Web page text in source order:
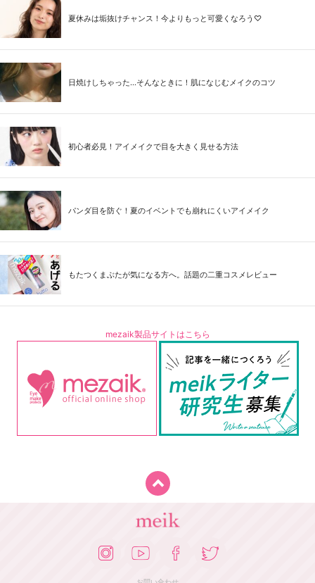
夏休みは垢抜けチャンス！今よりもっと可愛くなろう♡
日焼けしちゃった...そんなときに！肌になじむメイクのコツ
初心者必見！アイメイクで目を大きく見せる方法
パンダ目を防ぐ！夏のイベントでも崩れにくいアイメイク
もたつくまぶたが気になる方へ。話題の二重コスメレビュー
mezaik製品サイトはこちら